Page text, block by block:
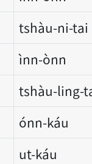
tshàu-ni-tai
ìnn-ònn
tshàu-ling-
ónn-káu
ut-káu